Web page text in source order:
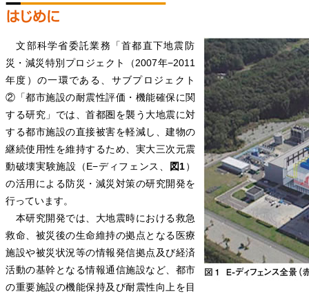
文部科学省委託業務「首都直下地震防
災・減災特別プロジェクト（2007年−2011
年度）の一環である、サブプロジェクト
②「都市施設の耐震性評価・機能確保に関
する研究」では、首都圏を襲う大地震に対
する都市施設の直接被害を軽減し、建物の
継続使用性を維持するため、実大三次元震
動破壊実験施設（E−ディフェンス、
図1）
の活用による防災・減災対策の研究開発を
行っています。
本研究開発では、大地震時における救急
救命、被災後の生命維持の拠点となる医療
施設や被災状況等の情報発信拠点及び経済
活動の基幹となる情報通信施設など、都市
の重要施設の機能保持及び耐震性向上を目